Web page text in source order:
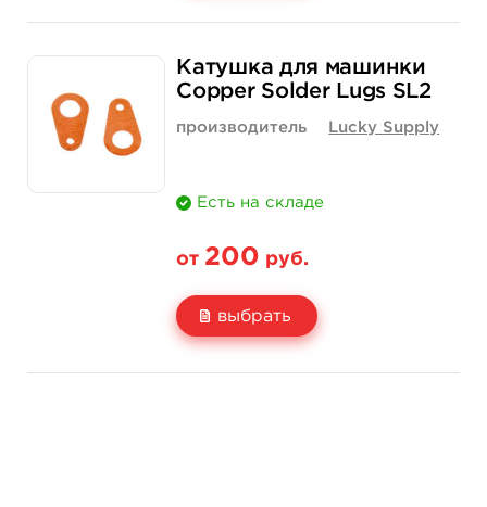
Количество
200 руб.
купить
Катушка для машинки
Copper Solder Lugs SL2
производитель Lucky Supply
Есть на складе
от 200 руб.
выбрать